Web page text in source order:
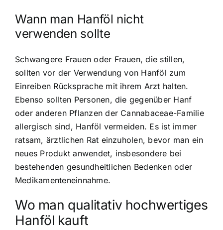
Wann man Hanföl nicht
verwenden sollte
Schwangere Frauen oder Frauen, die stillen,
sollten vor der Verwendung von Hanföl zum
Einreiben Rücksprache mit ihrem Arzt halten.
Ebenso sollten Personen, die gegenüber Hanf
oder anderen Pflanzen der Cannabaceae-Familie
allergisch sind, Hanföl vermeiden. Es ist immer
ratsam, ärztlichen Rat einzuholen, bevor man ein
neues Produkt anwendet, insbesondere bei
bestehenden gesundheitlichen Bedenken oder
Medikamenteneinnahme.
Wo man qualitativ hochwertiges
Hanföl kauft